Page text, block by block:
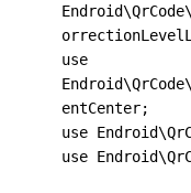
use
entCenter;
use
use